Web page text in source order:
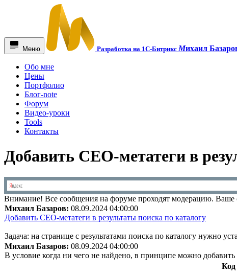
Меню Разработка на 1С-БитриксМихаил
Обо мне
Цены
Портфолио
Блог-note
Форум
Видео-уроки
Tools
Контакты
Добавить СЕО-метатеги в
Внимание! Все сообщения на форуме проходят модерацию. Ваше
Михаил Базаров: 08.09.2024 04:00:00
Добавить СЕО-метатеги в результаты поиска по каталогу
Задача: на странице с результатами поиска по каталогу нужно
Михаил Базаров: 08.09.2024 04:00:00
В условие когда ни чего не найдено, в принципе можно добавить
Код